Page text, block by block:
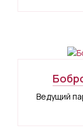
Ведущий